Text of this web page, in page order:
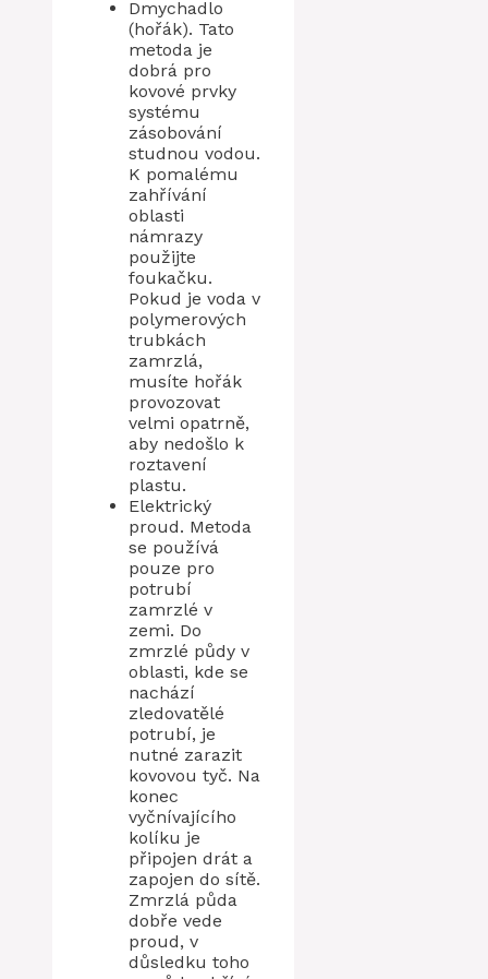
Dmychadlo
(hořák). Tato
metoda je
dobrá pro
kovové prvky
systému
zásobování
studnou vodou.
K pomalému
zahřívání
oblasti
námrazy
použijte
foukačku.
Pokud je voda v
polymerových
trubkách
zamrzlá,
musíte hořák
provozovat
velmi opatrně,
aby nedošlo k
roztavení
plastu.
Elektrický
proud. Metoda
se používá
pouze pro
potrubí
zamrzlé v
zemi. Do
zmrzlé půdy v
oblasti, kde se
nachází
zledovatělé
potrubí, je
nutné zarazit
kovovou tyč. Na
konec
vyčnívajícího
kolíku je
připojen drát a
zapojen do sítě.
Zmrzlá půda
dobře vede
proud, v
důsledku toho